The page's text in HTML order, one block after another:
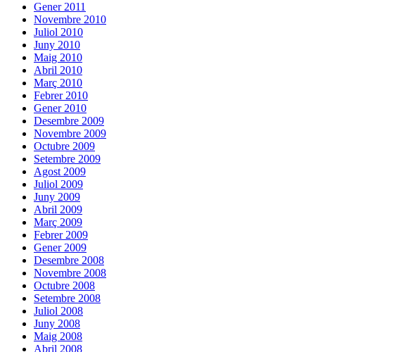
Gener 2011
Novembre 2010
Juliol 2010
Juny 2010
Maig 2010
Abril 2010
Març 2010
Febrer 2010
Gener 2010
Desembre 2009
Novembre 2009
Octubre 2009
Setembre 2009
Agost 2009
Juliol 2009
Juny 2009
Abril 2009
Març 2009
Febrer 2009
Gener 2009
Desembre 2008
Novembre 2008
Octubre 2008
Setembre 2008
Juliol 2008
Juny 2008
Maig 2008
Abril 2008